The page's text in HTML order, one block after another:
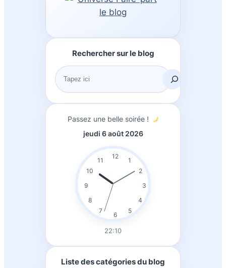
Rechercher sur le blog
R
e
Passez une belle soirée !
jeudi 6 août 2026
12
1
2
3
4
5
6
7
8
9
10
11
22:10
Liste des catégories du blog